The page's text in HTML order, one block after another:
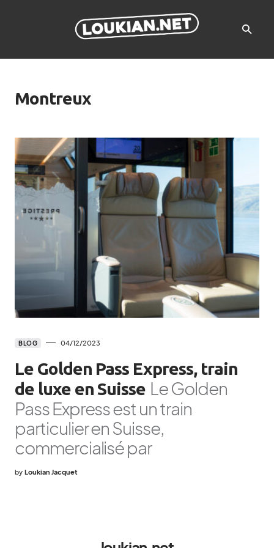
Montreux
BLOG 04/12/2023
Le Golden Pass Express, train
de luxe en Suisse Le Golden
Pass Express est un train
particulier en Suisse,
commercialisé par
by Loukian Jacquet